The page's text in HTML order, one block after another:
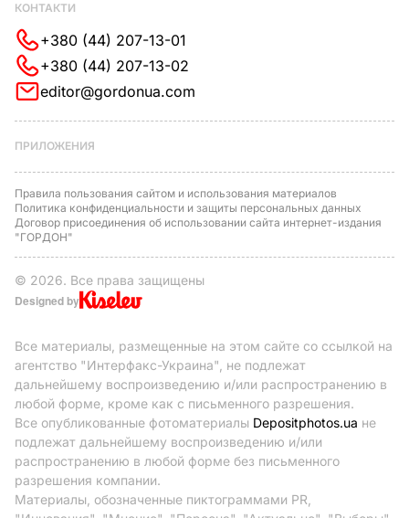
КОНТАКТИ
+380 (44) 207-13-01
+380 (44) 207-13-02
editor@gordonua.com
ПРИЛОЖЕНИЯ
Правила пользования сайтом и использования материалов
Политика конфиденциальности и защиты персональных данных
Договор присоединения об использовании сайта интернет-издания
"ГОРДОН"
© 2026. Все права защищены
Designed by
Все материалы, размещенные на этом сайте со ссылкой на
агентство "Интерфакс-Украина", не подлежат
дальнейшему воспроизведению и/или распространению в
любой форме, кроме как с письменного разрешения.
Все опубликованные фотоматериалы Depositphotos.ua не
подлежат дальнейшему воспроизведению и/или
распространению в любой форме без письменного
разрешения компании.
Материалы, обозначенные пиктограммами PR,